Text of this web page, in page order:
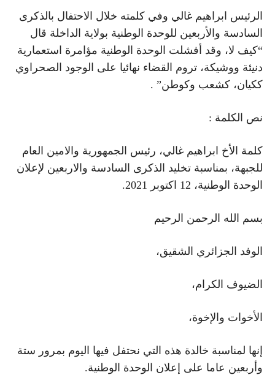
الرئيس ابراهيم غالي وفي كلمته خلال الاحتفال بالذكرى
السادسة والأربعين للوحدة الوطنية بولاية الداخلة قال
“كيف لا، وقد أفشلت الوحدة الوطنية مؤامرة استعمارية
دنيئة ووشيكة، تروم القضاء نهائيا على الوجود الصحراوي
ككيان، كشعب وكوطن” .
نص الكلمة :
كلمة الأخ ابراهيم غالي، رئيس الجمهورية والامين العام
للجبهة، بمناسبة تخليد الذكرى السادسة والاربعين لإعلان
الوحدة الوطنية، 12 اكتوبر 2021.
بسم الله الرحمن الرحيم
الوفد الجزائري الشقيق،
الضيوف الكرام،
الأخوات والإخوة،
إنها لمناسبة خالدة هذه التي نحتفل فيها اليوم بمرور ستة
وأربعين عاما على إعلان الوحدة الوطنية.